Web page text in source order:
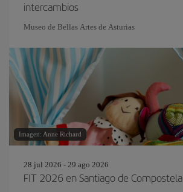
intercambios
Museo de Bellas Artes de Asturias
Imagen: Anne Richard
28 jul 2026 - 29 ago 2026
FIT 2026 en Santiago de Compostela